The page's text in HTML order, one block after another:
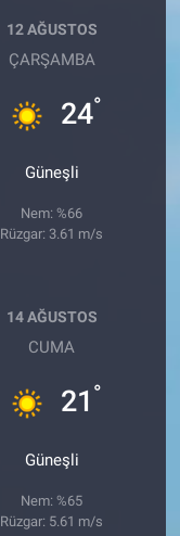
12 AĞUSTOS
ÇARŞAMBA
24°
Güneşli
Nem: %66
Rüzgar: 3.61 m/s
14 AĞUSTOS
CUMA
21 °
Güneşli
Nem: %65
Rüzgar: 5.61 m/s